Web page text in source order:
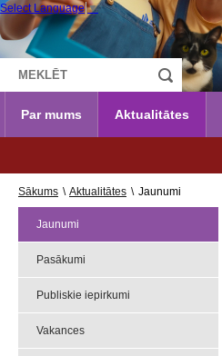
Select Language ▼
Par mums Aktualitātes
Sākums \ Aktualitātes \ Jaunumi
Jaunumi
Pasākumi
Publiskie iepirkumi
Vakances